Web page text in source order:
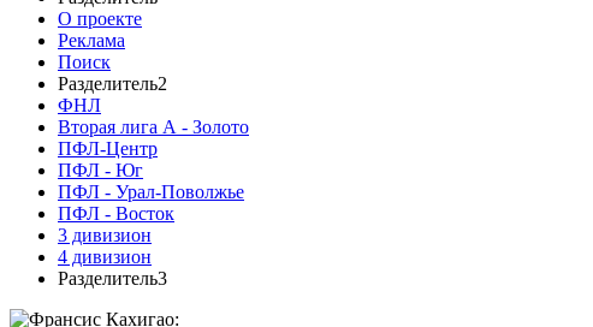
О проекте
Реклама
Поиск
Разделитель2
ФНЛ
Вторая лига А - Золото
ПФЛ-Центр
ПФЛ - Юг
ПФЛ - Урал-Поволжье
ПФЛ - Восток
3 дивизион
4 дивизион
Разделитель3